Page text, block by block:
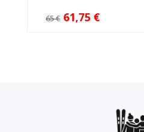
65 € 61,75 €